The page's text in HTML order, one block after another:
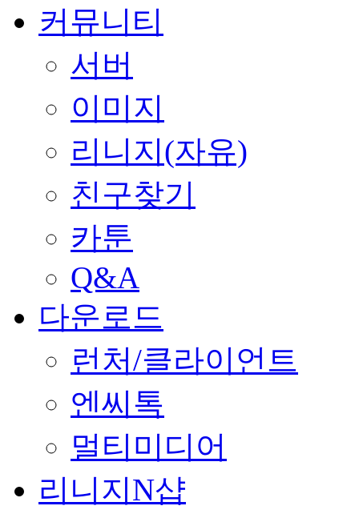
커뮤니티
서버
이미지
리니지(자유)
친구찾기
카툰
Q&A
다운로드
런처/클라이언트
엔씨톡
멀티미디어
리니지N샵